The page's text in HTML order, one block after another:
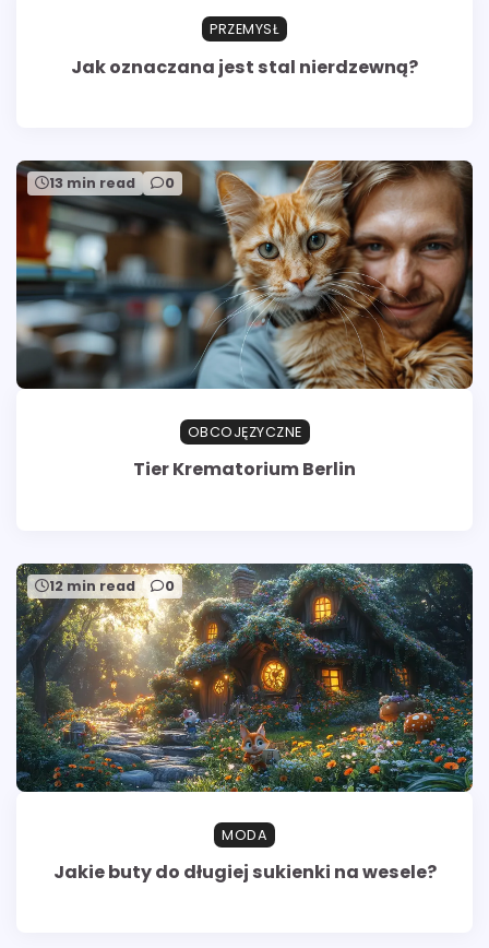
PRZEMYSŁ
Jak oznaczana jest stal nierdzewną?
13 min read 0
OBCOJĘZYCZNE
Tier Krematorium Berlin
12 min read 0
MODA
Jakie buty do długiej sukienki na wesele?